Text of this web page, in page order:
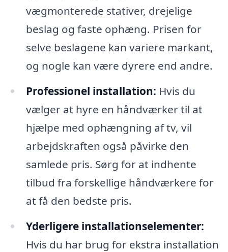
vægmonterede stativer, drejelige
beslag og faste ophæng. Prisen for
selve beslagene kan variere markant,
og nogle kan være dyrere end andre.
Professionel installation: Hvis du
vælger at hyre en håndværker til at
hjælpe med ophængning af tv, vil
arbejdskraften også påvirke den
samlede pris. Sørg for at indhente
tilbud fra forskellige håndværkere for
at få den bedste pris.
Yderligere installationselementer:
Hvis du har brug for ekstra installation